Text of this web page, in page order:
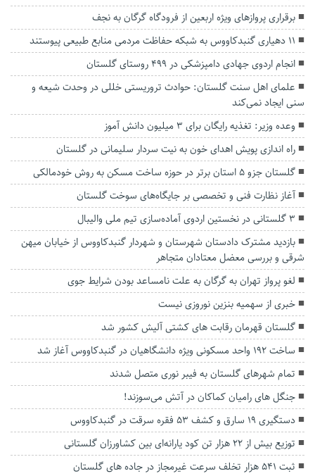
برقراری پرواز‌های ویژه اربعین از فرودگاه گرگان به نجف
۱۱ دهیاری گنبدکاووس به شبکه حفاظت مردمی منابع طبیعی پیوستند
انجام اردوی جهادی دامپزشکی در ۴۹۹ روستای گلستان
علمای اهل سنت گلستان: حوادث تروریستی خللی در وحدت شیعه و
سنی ایجاد نمی‌کند
وعده وزیر: تغذیه رایگان برای ۳ میلیون دانش آموز
راه اندازی پویش اهدای خون به نیت سردار سلیمانی در گلستان
گلستان جزو ۵ استان برتر در حوزه ساخت مسکن به روش خودمالکی
آغاز نظارت فنی و تخصصی بر جایگاه‌های سوخت گلستان
3 گلستانی در نخستین اردوی آماده‌سازی تیم ملی والیبال
بازدید مشترک دادستان شهرستان و شهردار گنبدکاووس از خیابان میهن
شرقی و بررسی معضل معتادان متجاهر
لغو پرواز تهران به گرگان به علت نامساعد بودن شرایط جوی
خبری از سهمیه بنزین نوروزی نیست
گلستان قهرمان رقابت های کشتی آلیش کشور شد
ساخت ۱۹۲ واحد مسکونی ویژه دانشگاهیان در گنبدکاووس آغاز شد
تمام شهر‌های گلستان به فیبر نوری متصل شدند
جنگل های رامیان کماکان در آتش می‌سوزند!
دستگیری ۱۹ سارق و کشف ۵۳ فقره سرقت در گنبدکاووس
توزیع بیش از ۲۲ هزار تن کود یارانه‌ای بین کشاورزان گلستانی
ثبت ۵۴۱ هزار تخلف سرعت غیرمجاز در جاده های گلستان